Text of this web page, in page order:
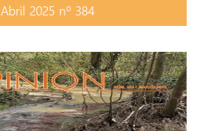
Abril 2025 nº 384